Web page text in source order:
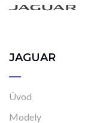
JAGUAR
Úvod
Modely